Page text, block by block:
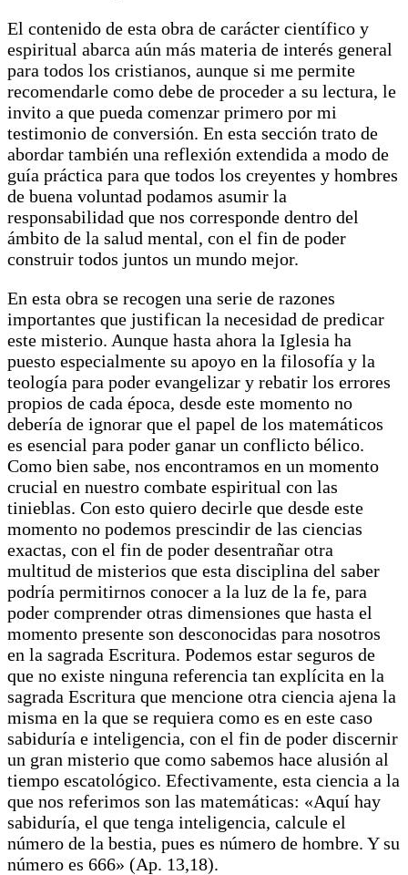
El contenido de esta obra de carácter científico y
espiritual abarca aún más materia de interés general
para todos los cristianos, aunque si me permite
recomendarle como debe de proceder a su lectura, le
invito a que pueda comenzar primero por mi
testimonio de conversión. En esta sección trato de
abordar también una reflexión extendida a modo de
guía práctica para que todos los creyentes y hombres
de buena voluntad podamos asumir la
responsabilidad que nos corresponde dentro del
ámbito de la salud mental, con el fin de poder
construir todos juntos un mundo mejor.
En esta obra se recogen una serie de razones
importantes que justifican la necesidad de predicar
este misterio. Aunque hasta ahora la Iglesia ha
puesto especialmente su apoyo en la filosofía y la
teología para poder evangelizar y rebatir los errores
propios de cada época, desde este momento no
debería de ignorar que el papel de los matemáticos
es esencial para poder ganar un conflicto bélico.
Como bien sabe, nos encontramos en un momento
crucial en nuestro combate espiritual con las
tinieblas. Con esto quiero decirle que desde este
momento no podemos prescindir de las ciencias
exactas, con el fin de poder desentrañar otra
multitud de misterios que esta disciplina del saber
podría permitirnos conocer a la luz de la fe, para
poder comprender otras dimensiones que hasta el
momento presente son desconocidas para nosotros
en la sagrada Escritura. Podemos estar seguros de
que no existe ninguna referencia tan explícita en la
sagrada Escritura que mencione otra ciencia ajena la
misma en la que se requiera como es en este caso
sabiduría e inteligencia, con el fin de poder discernir
un gran misterio que como sabemos hace alusión al
tiempo escatológico. Efectivamente, esta ciencia a la
que nos referimos son las matemáticas: «Aquí hay
sabiduría, el que tenga inteligencia, calcule el
número de la bestia, pues es número de hombre. Y su
número es 666» (Ap. 13,18).